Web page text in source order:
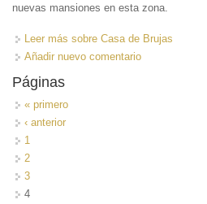
nuevas mansiones en esta zona.
Leer más sobre Casa de Brujas
Añadir nuevo comentario
Páginas
« primero
‹ anterior
1
2
3
4